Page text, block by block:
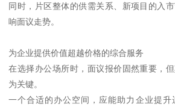
同时，片区整体的供需关系、新项目的入
响面议走势。
为企业提供价值超越价格的综合服务
在选择办公场所时，面议报价固然重要，
为关键。
一个合适的办公空间，应能助力企业提升